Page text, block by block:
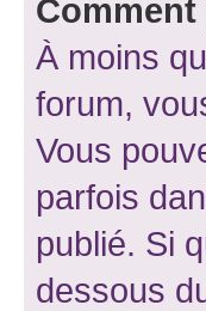
À moins
forum,
Vous
parfois
publié. Si
dessous